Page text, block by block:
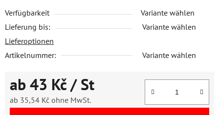
Verfügbarkeit
Variante wählen
Lieferung bis:
Variante wählen
Lieferoptionen
Artikelnummer:
Variante wählen
ab 43 Kč/ St
ab 35,54 Kč ohne MwSt.